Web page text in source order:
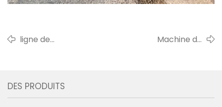
ligne de
2019
Machine de
DES PRODUITS